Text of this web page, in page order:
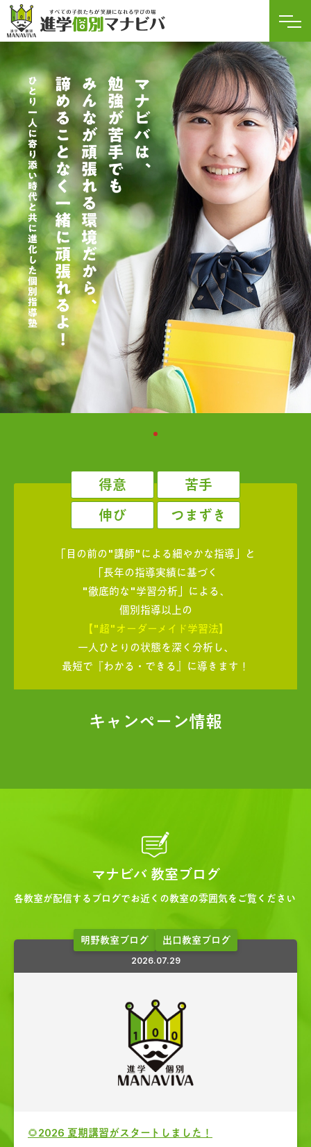
得意
苦手
伸び
つまずき
「目の前の"講師"による細やかな指導」と
「長年の指導実績に基づく
"徹底的な"学習分析」による、
個別指導以上の
【"超"オーダーメイド学習法】
一人ひとりの状態を深く分析し、
最短で『わかる・できる』に導きます！
キャンペーン情報
マナビバ 教室ブログ
各教室が配信するブログでお近くの教室の雰囲気をご覧ください
明野教室ブログ 出口教室ブログ
2026.07.29
🌻2026 夏期講習がスタートしました！